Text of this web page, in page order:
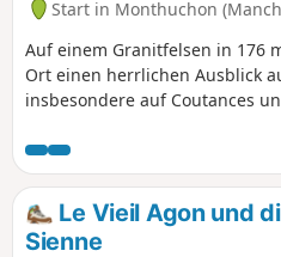
Start in Monthuchon
Auf einem Granitfelsen in 176
Ort einen herrlichen Ausblick
insbesondere auf Coutances
erkennen.
Le Vieil Agon und
Sienne